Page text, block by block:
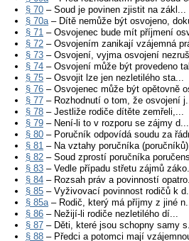
§ 70 – Soud je povinen zjistit na zákl...
§ 70a– Dítě nemůže být osvojeno,
§ 71 – Osvojenec bude mít příjmení
§ 72 – Osvojením zanikají vzájemná
§ 73 – Osvojení, vyjma osvojení
§ 74 – Osvojení může být provedeno
§ 75 – Osvojit lze jen nezletilého sta...
§ 76 – Osvojenec může být opětovně
§ 77 – Rozhodnutí o tom, že osvojení
§ 78 – Jestliže rodiče dítěte zemřeli,...
§ 79 – Není-li to v rozporu se zájmy d...
§ 80 – Poručník odpovídá soudu za
§ 81 – Na vztahy poručníka
§ 82 – Soud zprostí poručníka
§ 83 – Vedle případu střetu zájmů
§ 84 – Rozsah práv a povinností
§ 85 – Vyživovací povinnost rodičů k
§ 85a– Rodič, který má příjmy z jiné
§ 86 – Nežijí-li rodiče nezletilého dí...
§ 87 – Děti, které jsou schopny samy
§ 88 – Předci a potomci mají